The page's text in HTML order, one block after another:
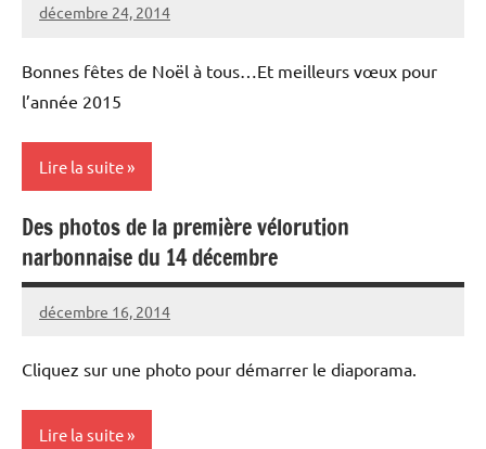
l'association
décembre 24, 2014
Vélocité
Aucun
Bonnes fêtes de Noël à tous…Et meilleurs vœux pour
l’année 2015
Lire la suite
Actualités
de
l'association
Des photos de la première vélorution
narbonnaise du 14 décembre
décembre 16, 2014
Vélocité
Aucun
Cliquez sur une photo pour démarrer le diaporama.
Lire la suite